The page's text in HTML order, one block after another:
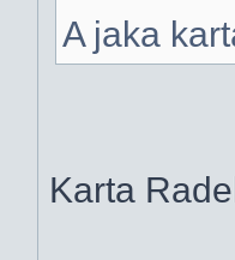
A jaka
Karta